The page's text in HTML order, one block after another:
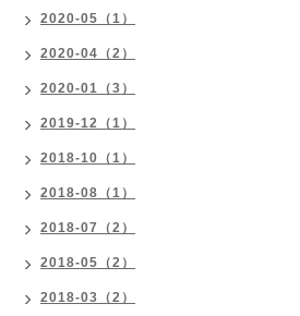
2020-05（1）
2020-04（2）
2020-01（3）
2019-12（1）
2018-10（1）
2018-08（1）
2018-07（2）
2018-05（2）
2018-03（2）